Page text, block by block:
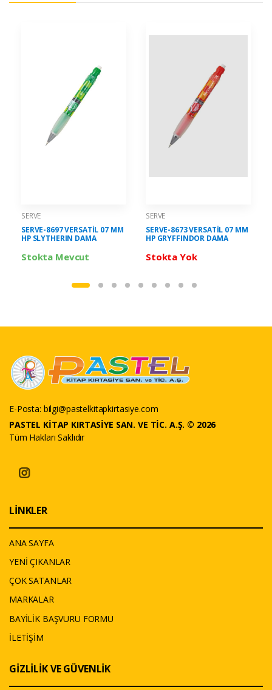
SERVE
SERVE-8697 VERSATİL 07 MM
HP SLYTHERIN DAMA
Stokta Mevcut
SERVE
SERVE-8673 VERSATİL 07 MM
HP GRYFFINDOR DAMA
Stokta Yok
E-Posta: bilgi@pastelkitapkirtasiye.com
PASTEL KİTAP KIRTASİYE SAN. VE TİC. A.Ş. © 2026
Tüm Hakları Saklıdır
LİNKLER
ANA SAYFA
YENİ ÇIKANLAR
ÇOK SATANLAR
MARKALAR
BAYİLİK BAŞVURU FORMU
İLETİŞİM
GİZLİLİK VE GÜVENLİK